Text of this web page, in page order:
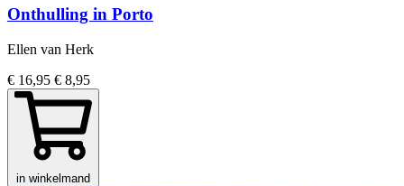
Onthulling in Porto
Ellen van Herk
€ 16,95 € 8,95
in winkelmand